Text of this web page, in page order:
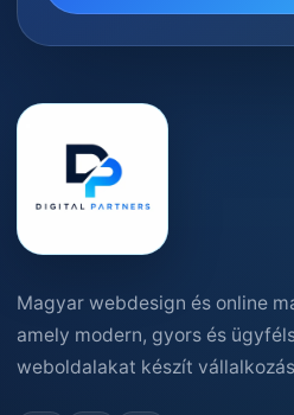
Magyar webdesign és online
amely modern, gyors és
weboldalakat készít